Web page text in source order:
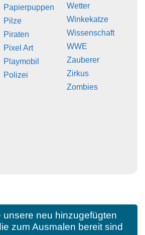
Papierpuppen
Pilze
Piraten
Pixel Art
Playmobil
Polizei
Wetter
Winkekatze
Wissenschaft
WWE
Zauberer
Zirkus
Zombies
unsere neu hinzugefügten
zum Ausmalen bereit sind